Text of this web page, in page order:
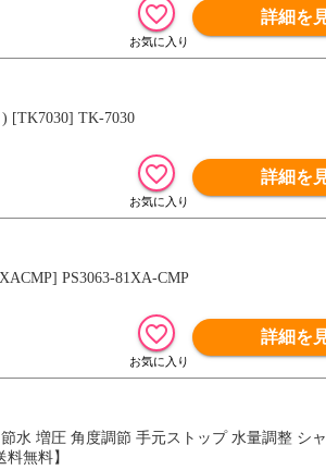
詳細を
[TK7030] TK-7030
詳細を
PS3063-81XA-CMP
詳細を
水 増圧 角度調節 手元ストップ 水量調整 シ
無料】